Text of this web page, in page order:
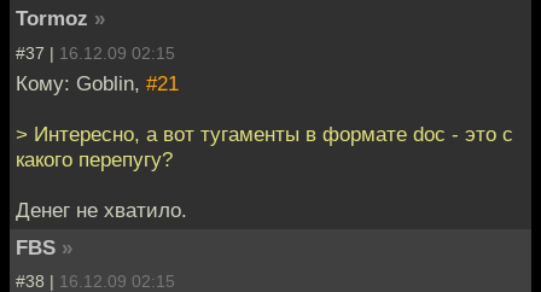
Tormoz »
#37 | 16.12.09 02:15
Кому: Goblin, #21
> Интересно, а вот тугаменты в формате doc - это с
какого перепугу?
Денег не хватило.
FBS »
#38 | 16.12.09 02:15